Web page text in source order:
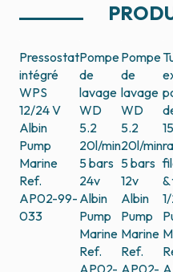
Pressostat
intégré
WPS
12/24 V
Albin
Pump
Marine
Ref.
AP02-99-
033
Pompe
de
lavage
WD
5.2
20l/min
5 bars
24v
Albin
Pump
Marine
Ref.
AP02-
Pompe
de
lavage
WD
5.2
20l/min
5 bars
12v
Albin
Pump
Marine
Ref.
AP02-